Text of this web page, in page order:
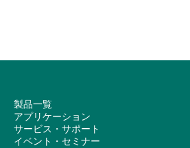
製品一覧
アプリケーション
サービス・サポート
イベント・セミナー